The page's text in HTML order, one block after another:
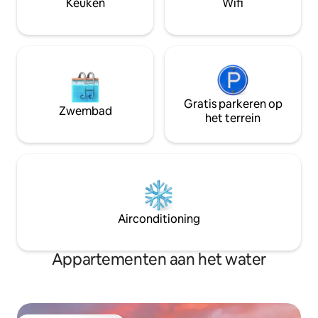
Keuken Wifi
Zwembad
Gratis parkeren op
het terrein
Airconditioning
Appartementen aan het water